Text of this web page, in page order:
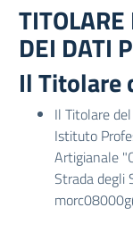
DEI DATI
Il Titolare
Il Titolare
Istituto
Artigianale
Strada degli